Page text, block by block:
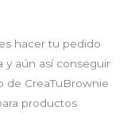
hacer tu pedido
y aún así conseguir
de CreaTuBrownie
productos